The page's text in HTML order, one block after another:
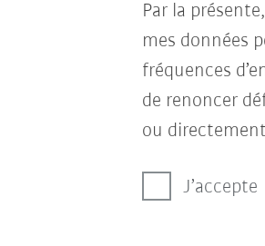
Par la
mes données
fréquences
de renoncer
ou directement
J’accepte